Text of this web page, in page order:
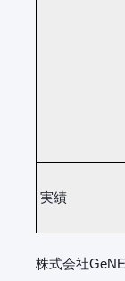
実績
株式会社